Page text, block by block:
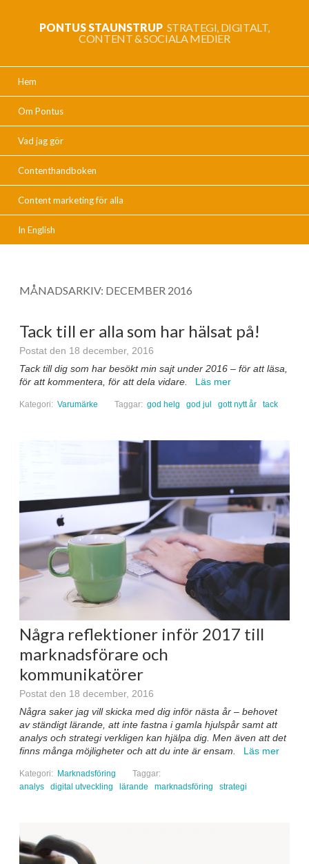
PONTUS STAUNSTRUP STRATEGI, DIGITALT,
CONTENT & SOCIALA MEDIER
Hem
Om Pontus
Vad jag gör
Contenthandboken
Content marketing för alla
In English
MÅNADSARKIV: DECEMBER 2016
Tack till er alla som har hälsat på!
Postat den 18 december, 2016
Tack till dig som har besökt min sajt under 2016 – för att läsa,
för att kommentera, för att dela vidare.
Läs mer
Kategori: Varumärke Taggar: god helg god jul gott nytt år tack
Några reflektioner inför 2017 till
marknadsförare och
kommunikatörer
Postat den 18 december, 2016
Några saker jag vill skicka med dig inför nästa år – behovet
av ständigt lärande, att inte fastna i gamla hjulspår samt att
analys och strategi verkligen kan hjälpa dig. Men även att det
finns många möjligheter och att du inte är ensam.
Läs mer
Kategori: Marknadsföring
Taggar:
analys
digital utveckling lärande marknadsföring strategi